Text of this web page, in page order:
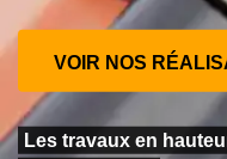
VOIR NOS
Les travaux en